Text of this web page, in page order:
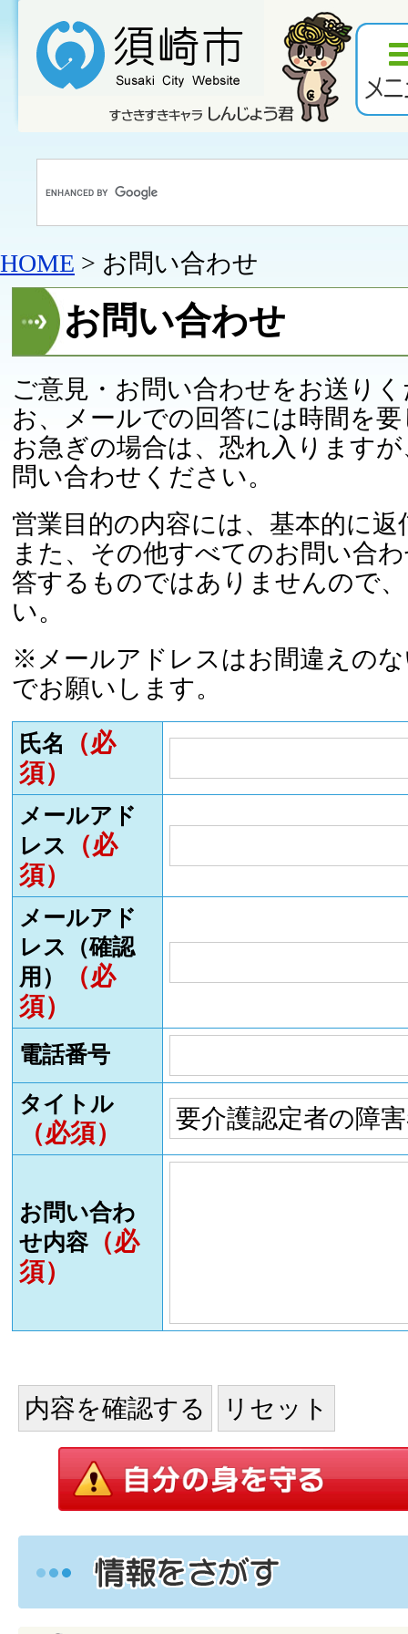
HOME > お問い合わせ
お問い合わせ
ご意見・お問い合わせをお送り
お、メールでの回答には時間を
お急ぎの場合は、恐れ入ります
問い合わせください。
営業目的の内容には、基本的に
また、その他すべてのお問い合
答するものではありませんので
い。
※メールアドレスはお間違えの
でお願いします。
氏名
（必
須）
メールアド
レス
（必
須）
メールアド
レス（確認
用）
（必
須）
電話番号
タイトル
（必須）
お問い合わ
せ内容（必
須）